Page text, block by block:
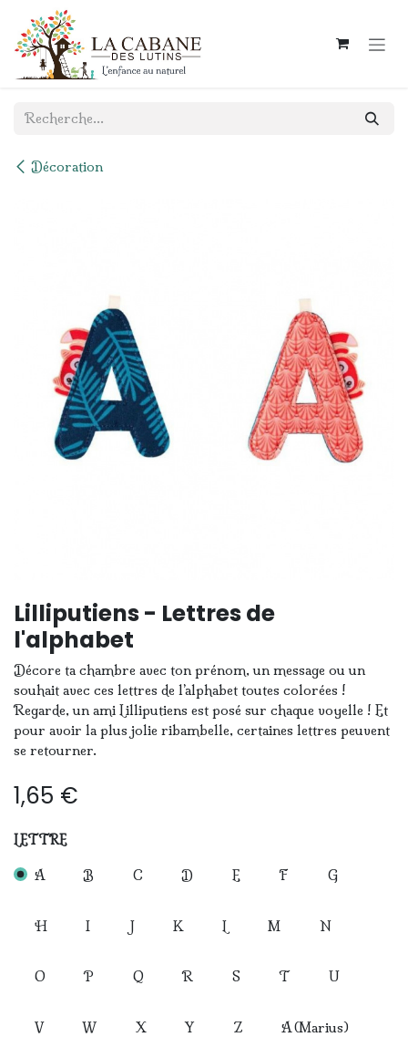
Se rendre au contenu
Décoration
Lilliputiens - Lettres de
l'alphabet
Décore ta chambre avec ton prénom, un message ou un
souhait avec ces lettres de l’alphabet toutes colorées !
Regarde, un ami Lilliputiens est posé sur chaque voyelle ! Et
pour avoir la plus jolie ribambelle, certaines lettres peuvent
se retourner.
1,65 €
LETTRE
A B C D E F G
H I J K L M N
O P Q R S T U
V W X Y Z A (Marius)